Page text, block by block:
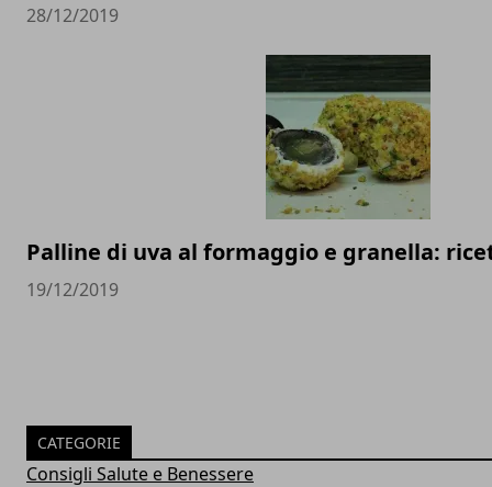
28/12/2019
Palline di uva al formaggio e granella:
19/12/2019
CATEGORIE
Consigli Salute e Benessere